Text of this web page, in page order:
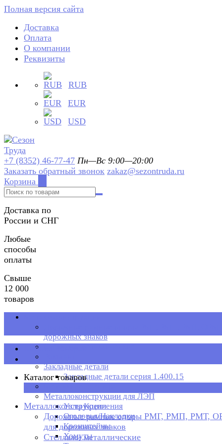
Полная версия сайта
Доставка
Оплата
О компании
Реквизиты
RUB
EUR
USD
+7 (8352) 46-77-47 Пн—Вс 9:00—20:00
Заказать обратный звонок zakaz@sezontruda.ru
Корзина
Доставка по
России и СНГ
Любые
способы
оплаты
Свыше
12 000
товаров
дорожных знаков
Стеллажи металлические
Закладные детали
Закладные детали серия 1.400.15
Металлоконструкции для ЛЭП
Узлы Крепления
Оголовья/Накладки
Кронштейны
Хомуты
Каталог товаров
Каталог товаров
Металлоконструкции
Дорожные рамные опоры РМГ, РМП, РМТ,
для дорожных знаков
Стеллажи металлические